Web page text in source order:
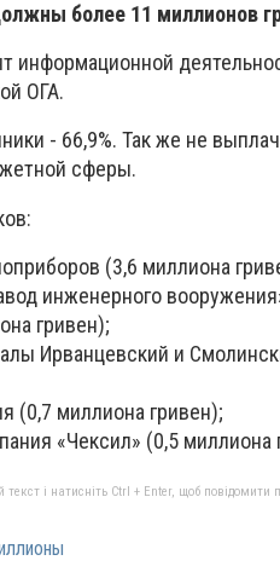
более 11 миллионов
информационной
ОГА.
- 66,9%. Так же не
сферы.
(3,6 миллиона
инженерного
гривен);
Ирванцевский и
(0,7 миллиона гривен);
«Чексил» (0,5 миллиона
і натисніть Ctrl + Enter, щоб повідомити